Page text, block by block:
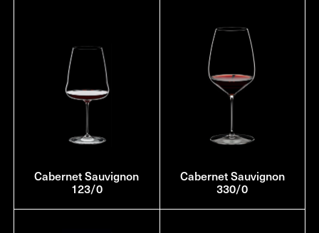
Cabernet Sauvignon
123/0
Cabernet Sauvignon
330/0